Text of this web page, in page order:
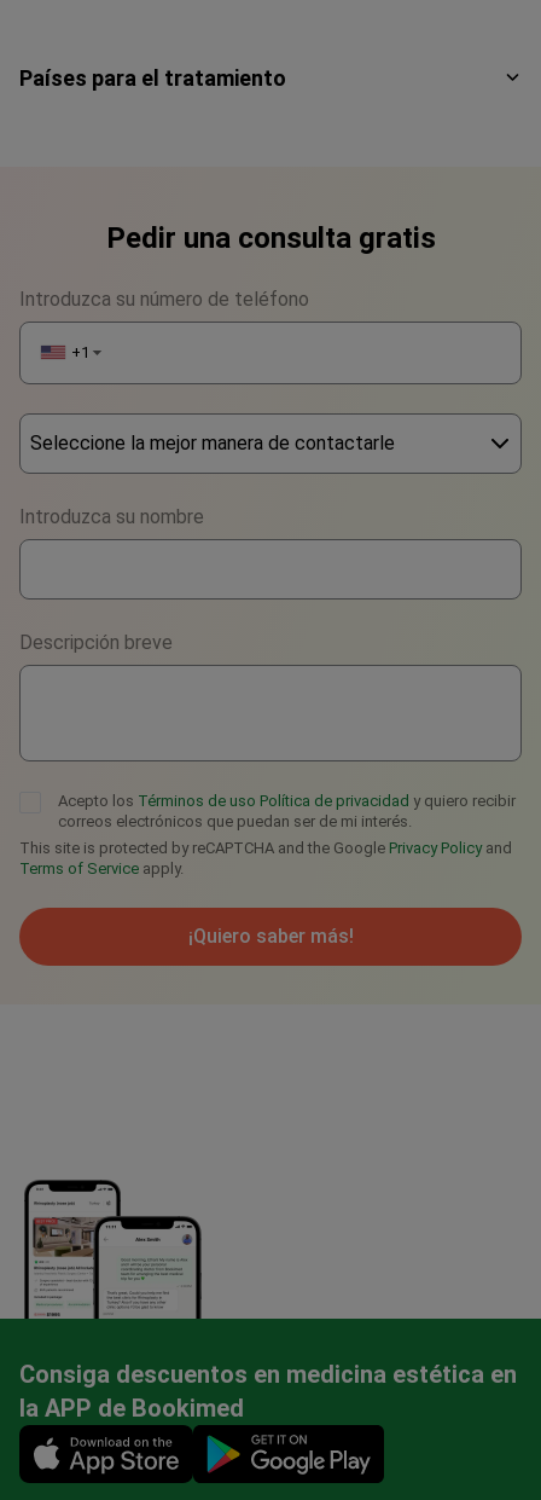
Países para el tratamiento
Pedir una consulta gratis
Introduzca su número de teléfono
+1 ▼
Seleccione la mejor manera de contactarle
WhatsApp
Viber
Telegram
Introduzca su nombre
Descripción breve
Acepto los Términos de uso Política de privacidad y quiero recibir
correos electrónicos que puedan ser de mi interés.
This site is protected by reCAPTCHA and the Google Privacy Policyand
Terms of Service apply.
¡Quiero saber más!
Consiga descuentos en medicina estética en
la APP de Bookimed
Mobile app illustration